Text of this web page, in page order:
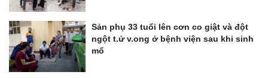
Sản phụ 33 tuổi lên cơn co giật và đột
ngột t.ử v.ong ở bệnh viện sau khi sinh
mổ